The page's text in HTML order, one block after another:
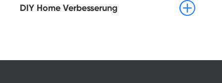
DIY Home Verbesserung 